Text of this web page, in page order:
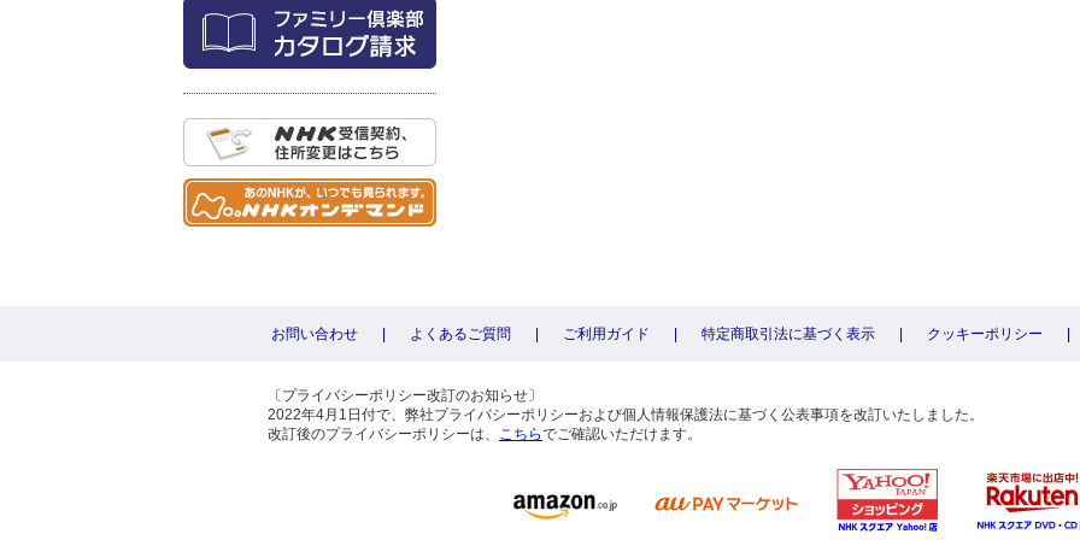
お問い合わせ よくあるご質問 ご利用ガイド 特定商取引法に基づく表示 クッキーポリシー
〔プライバシーポリシー改訂のお知らせ〕
2022年4月1日付で、弊社プライバシーポリシーおよび個人情報保護法に基づく公表事項を改訂いたしました。
改訂後のプライバシーポリシーは、 こちらでご確認いただけます。